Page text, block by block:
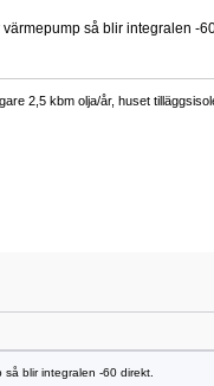
så blir integralen -
2,5 kbm olja/år, huset
blir integralen -60 direkt.